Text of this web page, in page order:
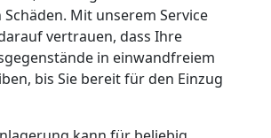
Mit unserem Service
vertrauen, dass Ihre
in einwandfreiem
bis Sie bereit für den Einzug